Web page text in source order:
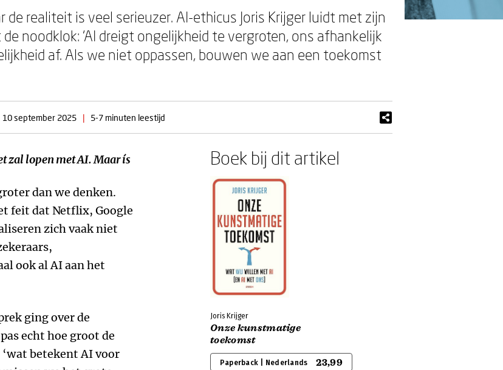
de realiteit is veel serieuzer. AI-ethicus Joris Krijger luidt met zijn
noodklok: ‘AI dreigt ongelijkheid te vergroten, ons afhankelijk
af. Als we niet oppassen, bouwen we aan een toekomst
10 september 2025 | 5-7 minuten leestijd
zal lopen met AI. Maar ís
dan we denken.
feit dat Netflix, Google
zich vaak niet
ook al AI aan het
ging over de
echt hoe groot de
betekent AI voor
Boek bij dit artikel
Joris Krijger
Onze kunstmatige
toekomst
Paperback | Nederlands 23,99